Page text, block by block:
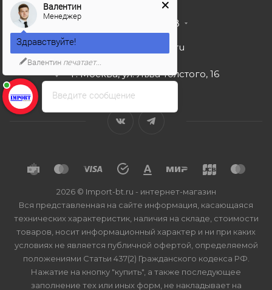
+7 495 989 53 38
import-bt@bk.ru
г. Москва, ул. Льва Толстого, 16
2026 © Import-bt.ru - интернет-магазин
Вся представленная на сайте информация, касающаяся
технических характеристик, наличия на складе, стоимости
товаров, носит информационный характер и ни при каких
условиях не является публичной офертой, определяемой
положениями Статьи 437(2) Гражданского кодекса РФ.
Нажатие на кнопку "купить", а также последующее
заполнение тех или иных форм, не накладывает на
Введите сообщение
Валентин
Менеджер
Здравствуйте!
Валентин печатает...